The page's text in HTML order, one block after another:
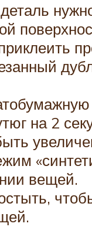
на 2
вещей.